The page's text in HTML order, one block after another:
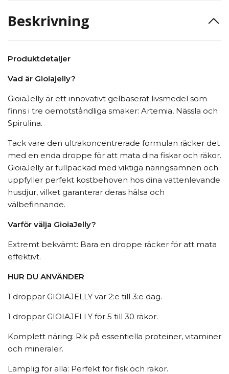
Beskrivning
Produktdetaljer
Vad är Gioiajelly?
GioiaJelly är ett innovativt gelbaserat livsmedel som
finns i tre oemotståndliga smaker: Artemia, Nässla och
Spirulina.
Tack vare den ultrakoncentrerade formulan räcker det
med en enda droppe för att mata dina fiskar och räkor.
GioiaJelly är fullpackad med viktiga näringsämnen och
uppfyller perfekt kostbehoven hos dina vattenlevande
husdjur, vilket garanterar deras hälsa och
välbefinnande.
Varför välja GioiaJelly?
Extremt bekvämt: Bara en droppe räcker för att mata
effektivt.
HUR DU ANVÄNDER
1 droppar GIOIAJELLY var 2:e till 3:e dag.
1 droppar GIOIAJELLY för 5 till 30 räkor.
Komplett näring: Rik på essentiella proteiner, vitaminer
och mineraler.
Lämplig för alla: Perfekt för fisk och räkor.